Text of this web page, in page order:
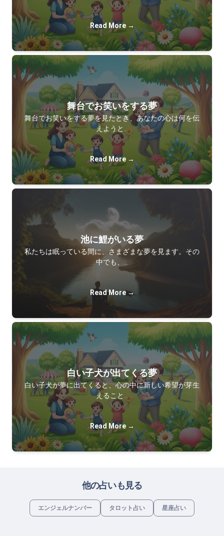
Read More →
舞台でお笑いをする夢
舞台でお笑いをする夢を見たとき、あなたの心は何を伝
えようと…
Read More →
池に鯉がいる夢
私たちは眠っている間に、さまざまな夢を見ます。その
中でも、…
Read More →
白い子犬が出てくる夢
白い子犬が夢に出てくると、心の中に新しい希望が芽生
えること…
Read More →
他の占いも見る
エンジェルナンバー タロット占い 星座占い